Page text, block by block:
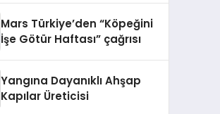
Mars Türkiye’den “Köpeğini
İşe Götür Haftası” çağrısı
Yangına Dayanıklı Ahşap
Kapılar Üreticisi